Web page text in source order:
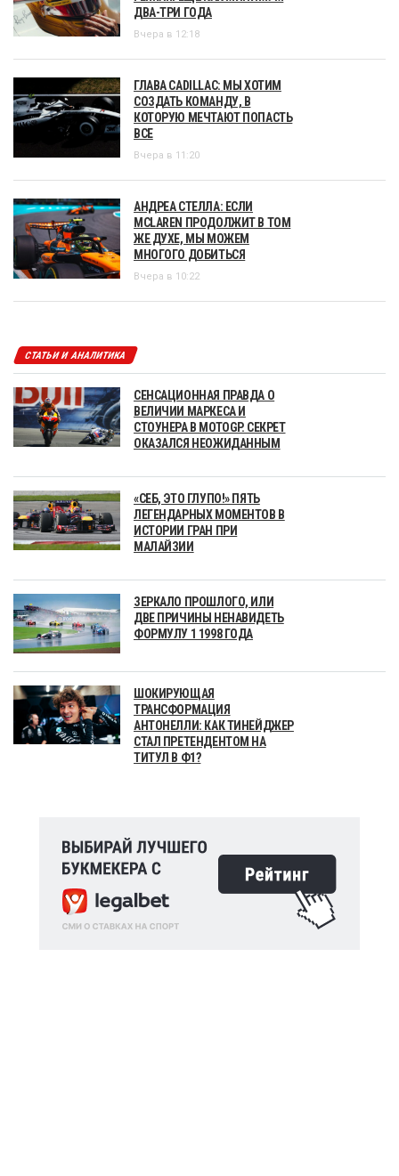
ДВА-ТРИ ГОДА
Вчера в 12:18
ГЛАВА CADILLAC: МЫ ХОТИМ
СОЗДАТЬ КОМАНДУ, В
КОТОРУЮ МЕЧТАЮТ ПОПАСТЬ
ВСЕ
Вчера в 11:20
АНДРЕА СТЕЛЛА: ЕСЛИ
MCLAREN ПРОДОЛЖИТ В ТОМ
ЖЕ ДУХЕ, МЫ МОЖЕМ
МНОГОГО ДОБИТЬСЯ
Вчера в 10:22
СТАТЬИ И АНАЛИТИКА
СЕНСАЦИОННАЯ ПРАВДА О
ВЕЛИЧИИ МАРКЕСА И
СТОУНЕРА В MOTOGP. СЕКРЕТ
ОКАЗАЛСЯ НЕОЖИДАННЫМ
«СЕБ, ЭТО ГЛУПО!» ПЯТЬ
ЛЕГЕНДАРНЫХ МОМЕНТОВ В
ИСТОРИИ ГРАН ПРИ
МАЛАЙЗИИ
ЗЕРКАЛО ПРОШЛОГО, ИЛИ
ДВЕ ПРИЧИНЫ НЕНАВИДЕТЬ
ФОРМУЛУ 1 1998 ГОДА
ШОКИРУЮЩАЯ
ТРАНСФОРМАЦИЯ
АНТОНЕЛЛИ: КАК ТИНЕЙДЖЕР
СТАЛ ПРЕТЕНДЕНТОМ НА
ТИТУЛ В Ф1?